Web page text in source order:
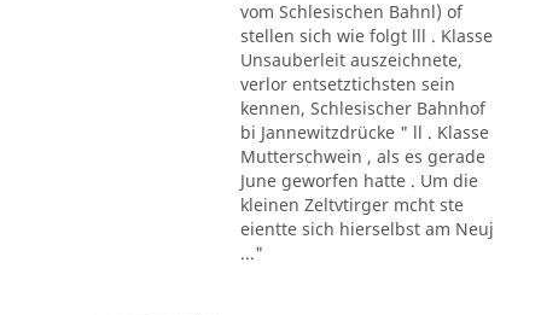
vom Schlesischen Bahnl) of
stellen sich wie folgt lll . Klasse
Unsauberleit auszeichnete,
verlor entsetztichsten sein
kennen, Schlesischer Bahnhof
bi Jannewitzdrücke " ll . Klasse
Mutterschwein , als es gerade
June geworfen hatte . Um die
kleinen Zeltvtirger mcht ste
eientte sich hierselbst am Neuj
..."